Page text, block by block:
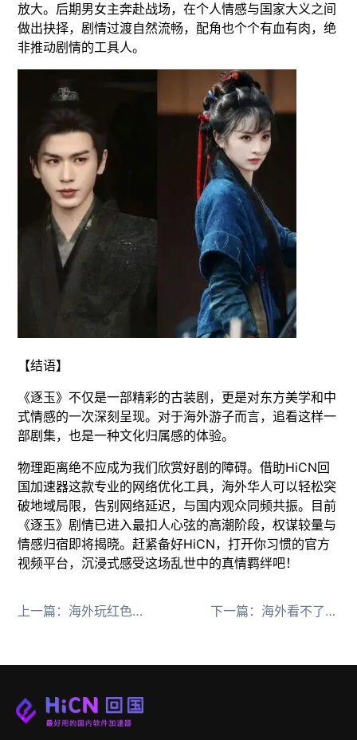
放大。后期男女主奔赴战场，在个人情感与国家大义之间
做出抉择，剧情过渡自然流畅，配角也个个有血有肉，绝
非推动剧情的工具人。
【结语】
《逐玉》不仅是一部精彩的古装剧，更是对东方美学和中
式情感的一次深刻呈现。对于海外游子而言，追看这样一
部剧集，也是一种文化归属感的体验。
物理距离绝不应成为我们欣赏好剧的障碍。借助HiCN回
国加速器这款专业的网络优化工具，海外华人可以轻松突
破地域局限，告别网络延迟，与国内观众同频共振。目前
《逐玉》剧情已进入最扣人心弦的高潮阶段，权谋较量与
情感归宿即将揭晓。赶紧备好HiCN，打开你习惯的官方
视频平台，沉浸式感受这场乱世中的真情羁绊吧！
上一篇： 海外玩红色沙漠CDK激活失败地区不可用？用HiCN回国加速器解决 下一篇： 海外看不了太平年怎么办？用HiCN回国加速器零延迟追国剧